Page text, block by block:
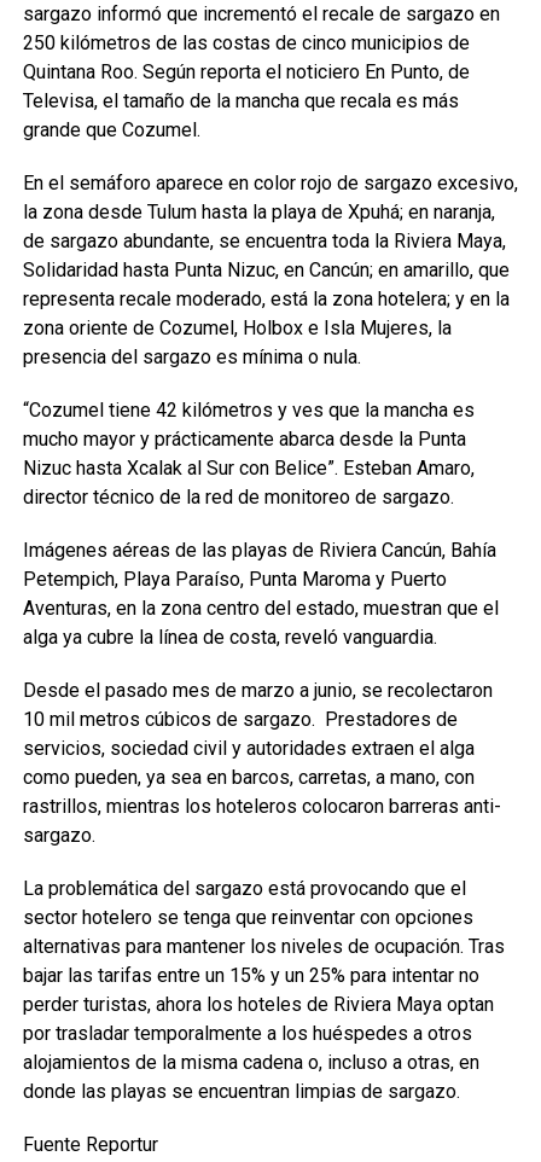
sargazo informó que incrementó el recale de sargazo en
250 kilómetros de las costas de cinco municipios de
Quintana Roo. Según reporta el noticiero En Punto, de
Televisa, el tamaño de la mancha que recala es más
grande que Cozumel.
En el semáforo aparece en color rojo de sargazo excesivo,
la zona desde Tulum hasta la playa de Xpuhá; en naranja,
de sargazo abundante, se encuentra toda la Riviera Maya,
Solidaridad hasta Punta Nizuc, en Cancún; en amarillo, que
representa recale moderado, está la zona hotelera; y en la
zona oriente de Cozumel, Holbox e Isla Mujeres, la
presencia del sargazo es mínima o nula.
“Cozumel tiene 42 kilómetros y ves que la mancha es
mucho mayor y prácticamente abarca desde la Punta
Nizuc hasta Xcalak al Sur con Belice”. Esteban Amaro,
director técnico de la red de monitoreo de sargazo.
Imágenes aéreas de las playas de Riviera Cancún, Bahía
Petempich, Playa Paraíso, Punta Maroma y Puerto
Aventuras, en la zona centro del estado, muestran que el
alga ya cubre la línea de costa, reveló vanguardia.
Desde el pasado mes de marzo a junio, se recolectaron
10 mil metros cúbicos de sargazo. Prestadores de
servicios, sociedad civil y autoridades extraen el alga
como pueden, ya sea en barcos, carretas, a mano, con
rastrillos, mientras los hoteleros colocaron barreras anti-
sargazo.
La problemática del sargazo está provocando que el
sector hotelero se tenga que reinventar con opciones
alternativas para mantener los niveles de ocupación. Tras
bajar las tarifas entre un 15% y un 25% para intentar no
perder turistas, ahora los hoteles de Riviera Maya optan
por trasladar temporalmente a los huéspedes a otros
alojamientos de la misma cadena o, incluso a otras, en
donde las playas se encuentran limpias de sargazo.
Fuente Reportur